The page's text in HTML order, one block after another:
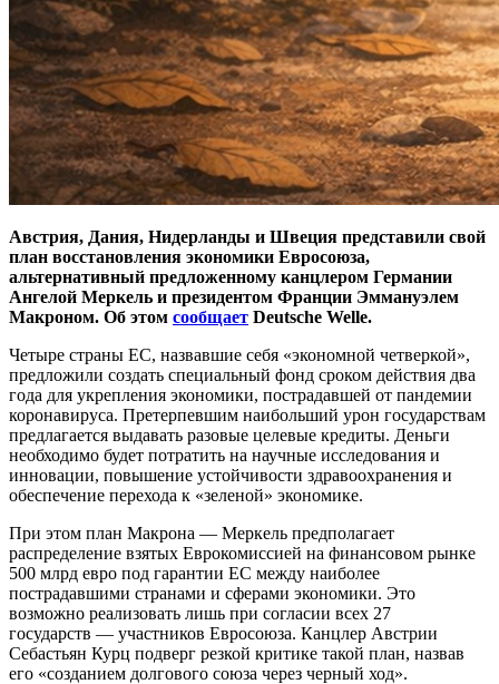
Австрия, Дания, Нидерланды и Швеция представили свой
план восстановления экономики Евросоюза,
альтернативный предложенному канцлером Германии
Ангелой Меркель и президентом Франции Эммануэлем
Макроном. Об этом сообщает Deutsche Welle.
Четыре страны ЕС, назвавшие себя «экономной четверкой»,
предложили создать специальный фонд сроком действия два
года для укрепления экономики, пострадавшей от пандемии
коронавируса. Претерпевшим наибольший урон государствам
предлагается выдавать разовые целевые кредиты. Деньги
необходимо будет потратить на научные исследования и
инновации, повышение устойчивости здравоохранения и
обеспечение перехода к «зеленой» экономике.
При этом план Макрона — Меркель предполагает
распределение взятых Еврокомиссией на финансовом рынке
500 млрд евро под гарантии ЕС между наиболее
пострадавшими странами и сферами экономики. Это
возможно реализовать лишь при согласии всех 27
государств — участников Евросоюза. Канцлер Австрии
Себастьян Курц подверг резкой критике такой план, назвав
его «созданием долгового союза через черный ход».